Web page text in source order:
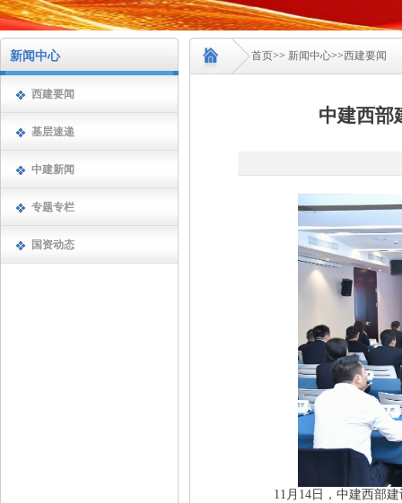
新闻中心
西建要闻
基层速递
中建新闻
专题专栏
国资动态
首页>> 新闻中心>>西建要闻
中建西部
11月14日，中建西部建